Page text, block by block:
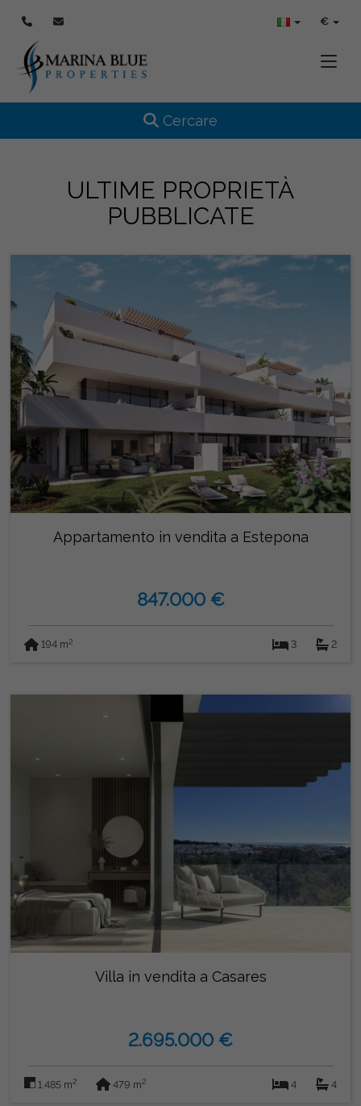
€
Toggle navigation
Cercare
ULTIME PROPRIETÀ
PUBBLICATE
Appartamento in vendita a Estepona
847.000 €
194 m2 3 2
Villa in vendita a Casares
2.695.000 €
1.485 m2 479 m2 4 4